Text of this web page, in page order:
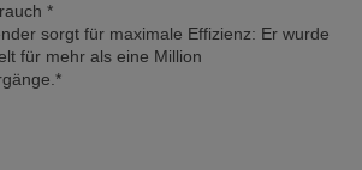
*
sorgt für maximale Effizienz: Er wurde
für mehr als eine Million